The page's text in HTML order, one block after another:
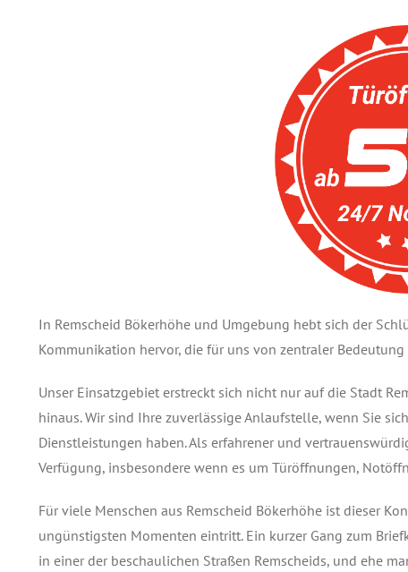
In Remscheid Bökerhöhe und Umgebung hebt sich der
Kommunikation hervor, die für uns von zentraler Bedeutung
Unser Einsatzgebiet erstreckt sich nicht nur auf die Stadt
hinaus. Wir sind Ihre zuverlässige Anlaufstelle, wenn Sie
Dienstleistungen haben. Als erfahrener und
Verfügung, insbesondere wenn es um Türöffnungen,
Für viele Menschen aus Remscheid Bökerhöhe ist dieser
ungünstigsten Momenten eintritt. Ein kurzer Gang zum
in einer der beschaulichen Straßen Remscheids, und ehe